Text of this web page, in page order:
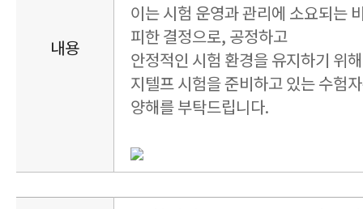
내용
이는 시험 운영과 관리에 소요되는
피한 결정으로, 공정하고
안정적인 시험 환경을 유지하기 위
지텔프 시험을 준비하고 있는 수험
양해를 부탁드립니다.